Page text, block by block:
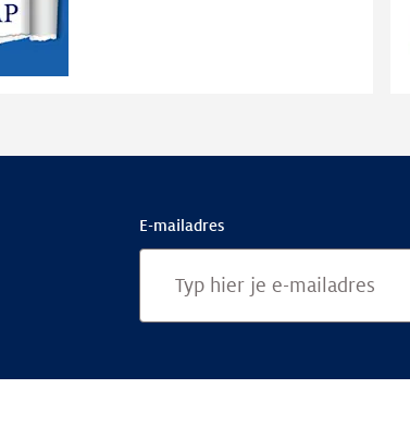
E-mailadres